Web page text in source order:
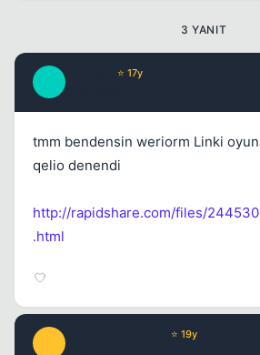
3 YANIT
⭐ 17y
tmm bendensin weriorm Linki
qelio denendi
http://rapidshare.com/files/
.html
⭐ 19y